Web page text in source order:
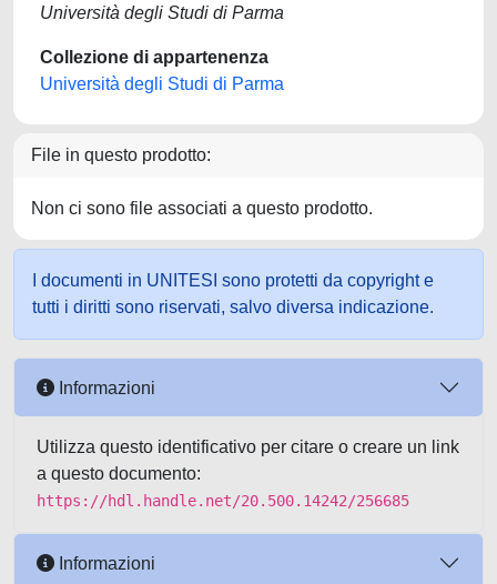
Università degli Studi di Parma
Collezione di appartenenza
Università degli Studi di Parma
File in questo prodotto:
Non ci sono file associati a questo prodotto.
I documenti in UNITESI sono protetti da copyright e
tutti i diritti sono riservati, salvo diversa indicazione.
Informazioni
Utilizza questo identificativo per citare o creare un link
a questo documento:
https://hdl.handle.net/20.500.14242/256685
Informazioni